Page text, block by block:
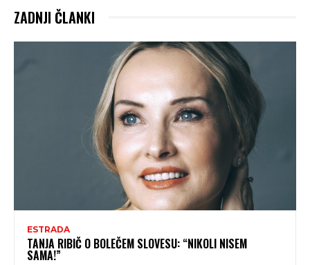
ZADNJI ČLANKI
ESTRADA
TANJA RIBIČ O BOLEČEM SLOVESU: “NIKOLI NISEM
SAMA!”